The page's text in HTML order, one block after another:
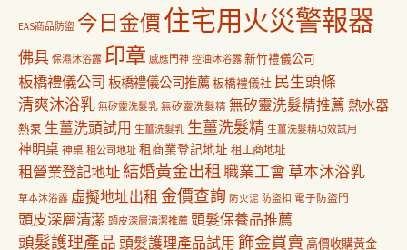
EAS商品防盜 今日金價住宅用火災警報器
佛具 保濕沐浴露 印章 感應門神 控油沐浴露 新竹禮儀公司
板橋禮儀公司 板橋禮儀公司推薦板橋禮儀社 民生頭條
清爽沐浴乳 無矽靈洗髮乳 無矽靈洗髮精 無矽靈洗髮精推薦 熱水器
熱泵 生薑洗頭試用 生薑洗髮乳 生薑洗髮精 生薑洗髮精功效試用
神明桌 神桌 租公司地址 租商業登記地址 租工商地址
租營業登記地址結婚黃金出租職業工會草本沐浴乳
草本沐浴露 虛擬地址出租 金價查詢 防火泥 防盜扣 電子防盜門
頭皮深層清潔 頭皮深層清潔推薦 頭髮保養品推薦
頭髮護理產品 頭髮護理產品試用 飾金買賣 高價收購黃金